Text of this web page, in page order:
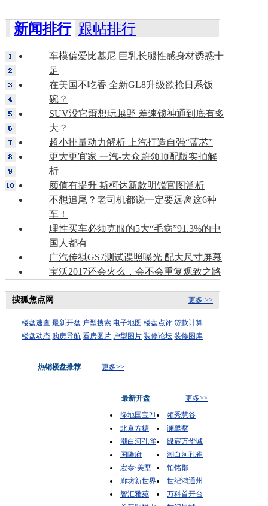
新闻排行 跟帖排行
车模偏爱比基尼 巨乳长腿性感身材诱惑十
足
在美国不吃香 全新GL8升级欲抢日系饭
碗？
SUV没它甭想玩越野 差速锁神通到底有多
大？
超小排量动力解析 上汽打造自强“蓝芯”
更大更宜家 一汽-大众蔚领顶配版实拍解
析
颜值有提升 斯柯达新款明锐官图赏析
不想追尾？老司机都说一定要远离这6种
车！
理性买车必须克服的5大“毛病”91.3%的中
国人都有
广汽传祺GS7测试谍照曝光 配大尺寸屏幕
宝沃2017还会火么，会不会重复观致之路
更多 >>
搜狐焦点网
楼盘速查 最新开盘 户型搜索 电子地图 楼盘点评 贷款计算
楼盘动态 购房导航 看房图片 户型图片 装修论坛 装修图库
热销楼盘推荐 更多>>
最新开盘
更多>>
绿地国宝21
领秀慧谷
北京方糖
澜馨墅
潮白河孔雀
绿宸万华城
国隆府
潮白河孔雀
宏泰·美墅
铂铭郡
廊坊新世界
世纪鸿通州
智汇雅苑
万科首开台